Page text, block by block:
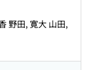
野田, 寛大 山田,